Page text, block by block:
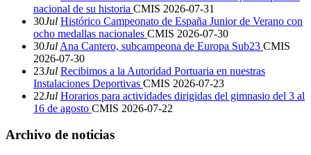
nacional de su historia CMIS 2026-07-31
30Jul Histórico Campeonato de España Junior de Verano con
ocho medallas nacionales CMIS 2026-07-30
30Jul Ana Cantero, subcampeona de Europa Sub23 CMIS
2026-07-30
23Jul Recibimos a la Autoridad Portuaria en nuestras
Instalaciones Deportivas CMIS 2026-07-23
22Jul Horarios para actividades dirigidas del gimnasio del 3 al
16 de agosto CMIS 2026-07-22
Archivo de noticias